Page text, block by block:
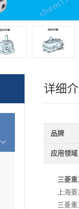
详细
品牌
应用领域
三菱
上海
三菱